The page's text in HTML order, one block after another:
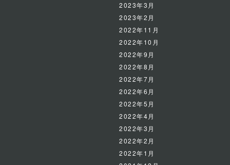
2023年3月
2023年2月
2022年11月
2022年10月
2022年9月
2022年8月
2022年7月
2022年6月
2022年5月
2022年4月
2022年3月
2022年2月
2022年1月